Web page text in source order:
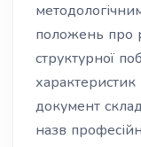
положень про
структурної
документ
назв